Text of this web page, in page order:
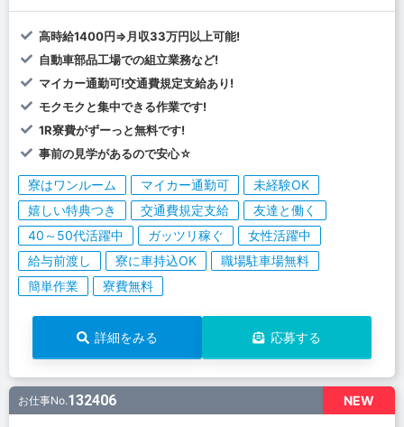
高時給1400円⇒月収33万円以上可能!
自動車部品工場での組立業務など!
マイカー通勤可!交通費規定支給あり!
モクモクと集中できる作業です!
1R寮費がずーっと無料です!
事前の見学があるので安心☆
寮はワンルーム マイカー通勤可
未経験OK
嬉しい特典つき
交通費規定支給
友達と働く
40～50代活躍中
ガッツリ稼ぐ
女性活躍中
給与前渡し
寮に車持込OK
職場駐車場無料
簡単作業
寮費無料
詳細をみる 応募する
NEW
お仕事No.132406